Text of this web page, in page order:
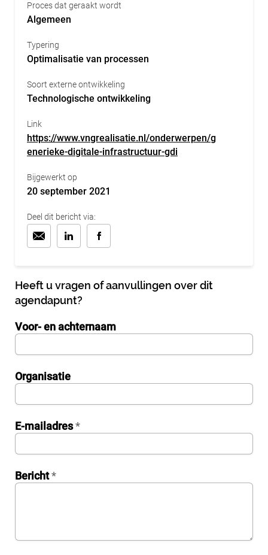
Proces dat geraakt wordt
Algemeen
Typering
Optimalisatie van processen
Soort externe ontwikkeling
Technologische ontwikkeling
Link
https://www.vngrealisatie.nl/onderwerpen/g
enerieke-digitale-infrastructuur-gdi
Bijgewerkt op
20 september 2021
Deel dit bericht via:
Heeft u vragen of aanvullingen over dit
agendapunt?
InternalFormDataPassing
bn1q0rrvUn2bmwl
WEK7sP7DXp5OiEV
Voor- en achternaam
Organisatie
E-mailadres*
Bericht*